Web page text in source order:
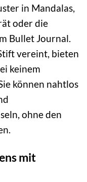
in Mandalas,
oder die
Bullet Journal.
vereint, bieten
keinem
können nahtlos
ohne den
mit